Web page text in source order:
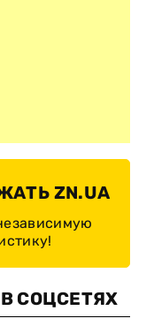
ZN.UA
СОЦСЕТЯХ